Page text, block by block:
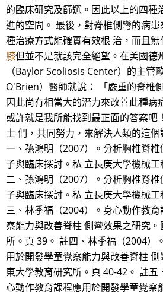
的臨床研究及篩選。因此以上的四種
進的空間。 最後，對脊椎側彎的病
種治療方式能確實有效根 治，而且無
膝但並不是就該完全絕望。在美國德
（Baylor Scoliosis Center）的主管
O'Brien）醫師就說： 「嚴重的脊椎
因此尚有相當大的潛力來改善此種病
或許就是我所能找到最正面的答案吧
士 們，共同努力，來解決人類的這
一、孫鴻明（2007）。分析胸椎脊
子與臨床探討。私 立長庚大學機械
二、孫鴻明（2007）。分析胸椎脊
子與臨床探討。私 立長庚大學機械
三、林季福（2004）。身心動作教
察能力與改善脊柱 側彎效果之研究
所。頁 39。 註四、林季福（2004）
用於開發學童覺察能力與改善脊柱
東大學教育研究所。頁 40-42。 註五
心動作教育課程應用於開發學童覺察